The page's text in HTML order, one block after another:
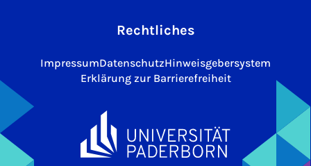
Rechtliches
ImpressumDatenschutzHinweisgebersystem
Erklärung zur Barrierefreiheit